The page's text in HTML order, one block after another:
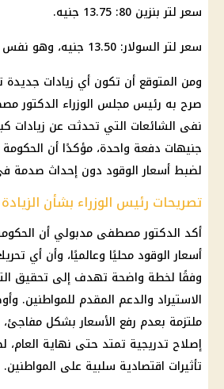
سعر لتر بنزين 80: 13.75 جنيه.
سعر لتر السولار: 13.50 جنيه، وهو نفس سعر الكيروسين.
ومن المتوقع أن تكون أي زيادات جديدة
صرح به رئيس مجلس الوزراء الدكتور
جنيهات دفعة واحدة، مؤكدًا أن الحكومة
لضبط أسعار الوقود دون إحداث صدمة
تصريحات رئيس الوزراء بشأن
أكد الدكتور مصطفى مدبولي أن
أسعار الوقود محليًا وعالميًا، وأن أي
وفقًا لخطة واضحة تهدف إلى تحقيق
الاستيراد والدعم المقدم للمواطنين.
ملتزمة بعدم رفع الأسعار بشكل
إصلاح تدريجية تمتد حتى نهاية
تأثيرات اقتصادية سلبية على المواطنين.